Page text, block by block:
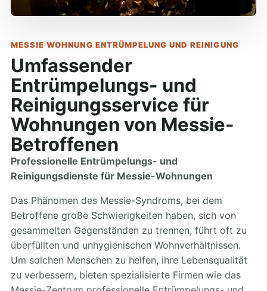
MESSIE WOHNUNG ENTRÜMPELUNG UND REINIGUNG
Umfassender
Entrümpelungs- und
Reinigungsservice für
Wohnungen von Messie-
Betroffenen
Professionelle Entrümpelungs- und
Reinigungsdienste für Messie-Wohnungen
Das Phänomen des Messie-Syndroms, bei dem
Betroffene große Schwierigkeiten haben, sich von
gesammelten Gegenständen zu trennen, führt oft zu
überfüllten und unhygienischen Wohnverhältnissen.
Um solchen Menschen zu helfen, ihre Lebensqualität
zu verbessern, bieten spezialisierte Firmen wie das